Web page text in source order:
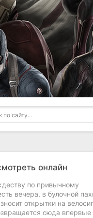
онлайн
по привычному
вечера, в булочной
открытки на
сюда впервые